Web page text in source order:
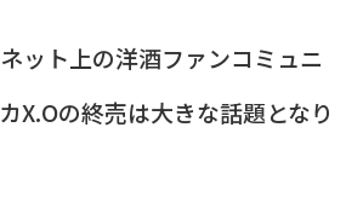
ット上の洋酒ファンコミュニ
X.Oの終売は大きな話題となり